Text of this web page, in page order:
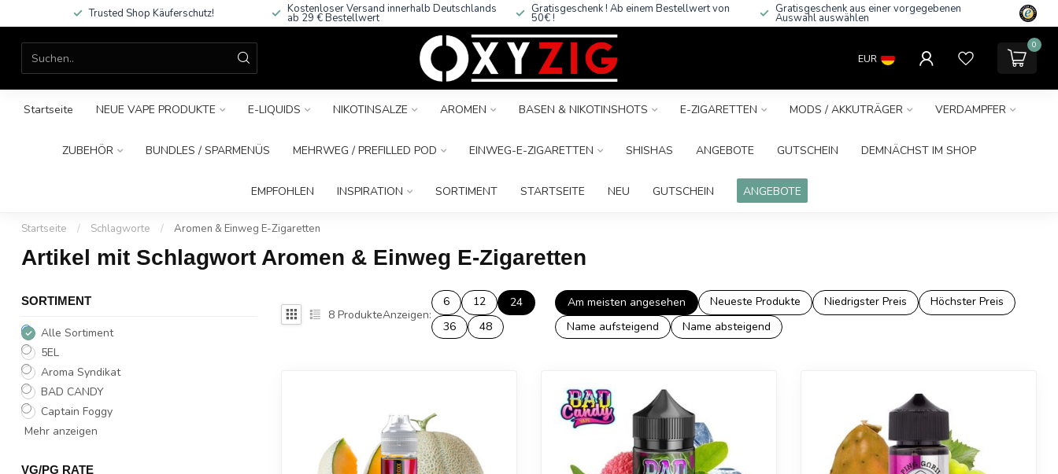
Trusted Shop Käuferschutz! Kostenloser Versand innerhalb Deutschlands
ab 29 € Bestellwert
Gratisgeschenk ! Ab einem Bestellwert von
50€ !
Gratisgeschenk aus einer vorgegebenen
Auswahl auswählen
EUR
0
Startseite NEUE VAPE PRODUKTE E-LIQUIDS NIKOTINSALZE AROMEN BASEN & NIKOTINSHOTS E-ZIGARETTEN MODS / AKKUTRÄGER VERDAMPFER
ZUBEHÖR BUNDLES / SPARMENÜS MEHRWEG / PREFILLED POD EINWEG-E-ZIGARETTEN SHISHAS ANGEBOTE GUTSCHEIN DEMNÄCHST IM SHOP
EMPFOHLEN INSPIRATION SORTIMENT STARTSEITE NEU GUTSCHEIN ANGEBOTE
Startseite / Schlagworte / Aromen & Einweg E-Zigaretten
Artikel mit Schlagwort Aromen & Einweg E-Zigaretten
SORTIMENT
Alle Sortiment
5EL
Aroma Syndikat
BAD CANDY
Captain Foggy
Mehr anzeigen
VG/PG RATE
8 ProdukteAnzeigen:
6 12
24
36
48
Am meisten angesehen Neueste Produkte Niedrigster Preis
Höchster Preis
Name aufsteigend
Name absteigend